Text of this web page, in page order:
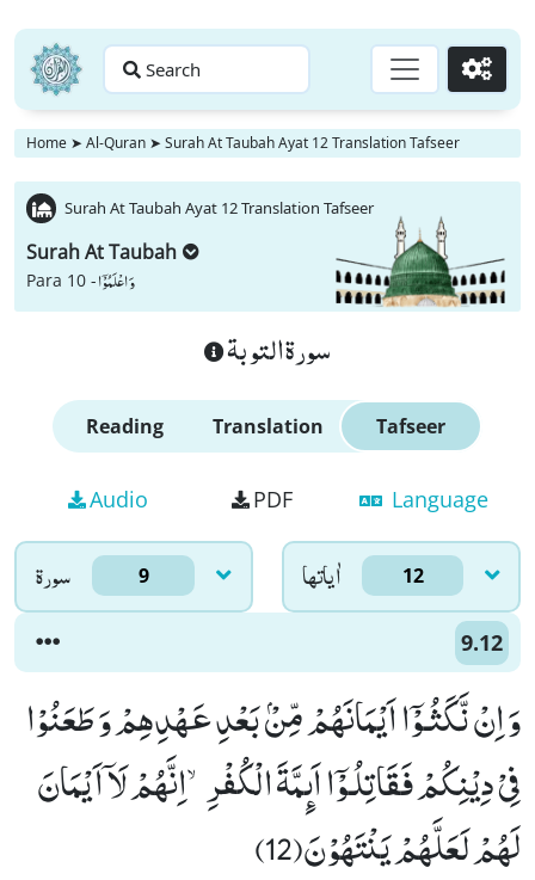
Search Go
Home ➤ Al-Quran ➤ Surah At Taubah Ayat 12 Translation Tafseer
Surah At Taubah Ayat 12 Translation Tafseer
Surah At Taubah
Para 10 -وَ اعْلَمُوْۤا
سورة التوبة
Reading Translation Tafseer
Audio PDF Language
سورۃ 9 اٰياتها 12
9.12
وَ اِنْ نَّكَثُـوْۤا اَیْمَانَهُمْ مِّنْۢ بَعْدِ عَهْدِهِمْ وَ طَعَنُوْا
فِیْ دِیْنِكُمْ فَقَاتِلُـوْۤا اَىٕمَّةَ الْكُفْرِۙ-اِنَّهُمْ لَاۤ اَیْمَانَ
لَهُمْ لَعَلَّهُمْ یَنْتَهُوْنَ(12)